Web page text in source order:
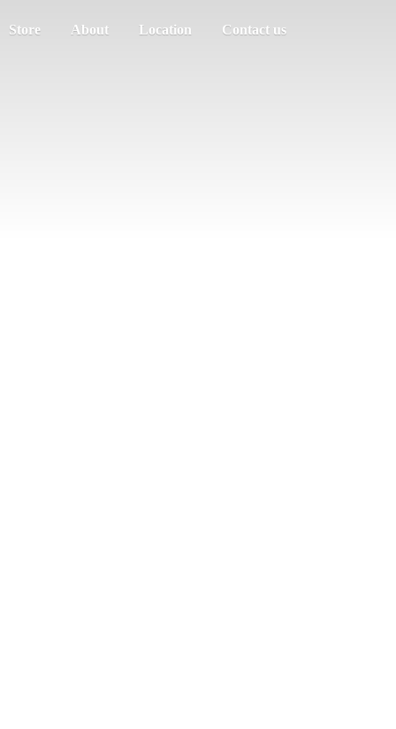
Store About Location Contact us